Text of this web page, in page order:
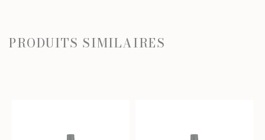
PRODUITS SIMILAIRES